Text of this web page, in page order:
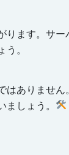
ります。サ
う。
はありませ
しょう。